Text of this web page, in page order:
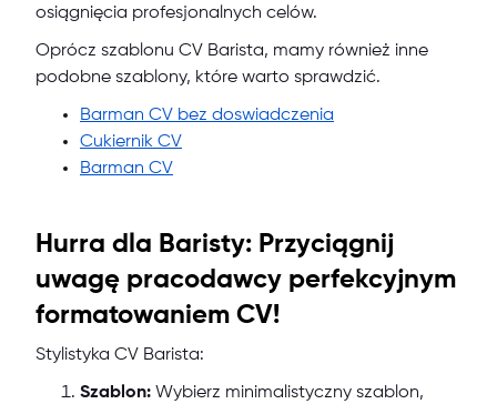
osiągnięcia profesjonalnych celów.
Oprócz szablonu CV Barista, mamy również inne
podobne szablony, które warto sprawdzić.
Barman CV bez doswiadczenia
Cukiernik CV
Barman CV
Hurra dla Baristy: Przyciągnij
uwagę pracodawcy perfekcyjnym
formatowaniem CV!
Stylistyka CV Barista:
Szablon: Wybierz minimalistyczny szablon,